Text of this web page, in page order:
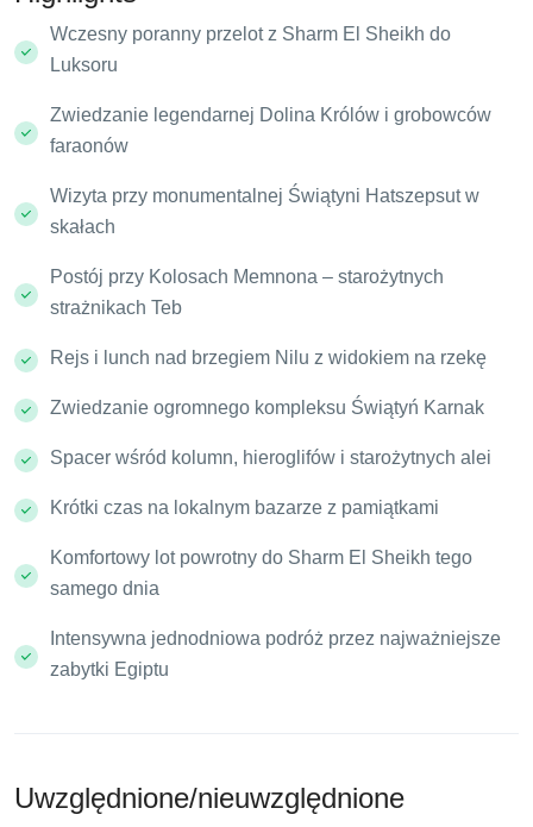
Wczesny poranny przelot z Sharm El Sheikh do
Luksoru
Zwiedzanie legendarnej Dolina Królów i grobowców
faraonów
Wizyta przy monumentalnej Świątyni Hatszepsut w
skałach
Postój przy Kolosach Memnona – starożytnych
strażnikach Teb
Rejs i lunch nad brzegiem Nilu z widokiem na rzekę
Zwiedzanie ogromnego kompleksu Świątyń Karnak
Spacer wśród kolumn, hieroglifów i starożytnych alei
Krótki czas na lokalnym bazarze z pamiątkami
Komfortowy lot powrotny do Sharm El Sheikh tego
samego dnia
Intensywna jednodniowa podróż przez najważniejsze
zabytki Egiptu
Uwzględnione/nieuwzględnione